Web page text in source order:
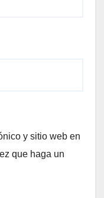
y sitio web en
que haga un